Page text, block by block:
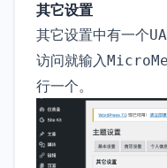
其它设置
其它设置中有一个
访问就输入
行一个。